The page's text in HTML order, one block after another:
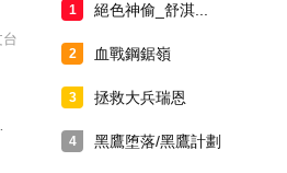
台
1 絕色神偷_舒淇...
2 血戰鋼鋸嶺
3 拯救大兵瑞恩
4 黑鷹堕落/黑鷹計劃